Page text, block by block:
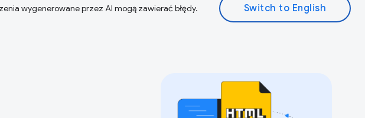
wygenerowane przez AI mogą zawierać błędy.